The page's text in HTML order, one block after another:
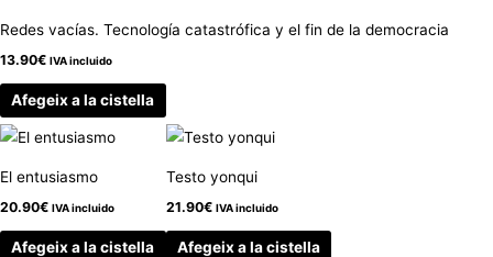
Redes vacías. Tecnología catastrófica y el fin de la democracia
13.90€ IVA incluido
Afegeix a la cistella
El entusiasmo
20.90€ IVA incluido
Afegeix a la cistella
Testo yonqui
21.90€ IVA incluido
Afegeix a la cistella